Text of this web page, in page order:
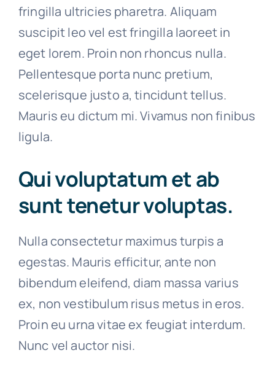
fringilla ultricies pharetra. Aliquam
suscipit leo vel est fringilla laoreet in
eget lorem. Proin non rhoncus nulla.
Pellentesque porta nunc pretium,
scelerisque justo a, tincidunt tellus.
Mauris eu dictum mi. Vivamus non finibus
ligula.
Qui voluptatum et ab
sunt tenetur voluptas.
Nulla consectetur maximus turpis a
egestas. Mauris efficitur, ante non
bibendum eleifend, diam massa varius
ex, non vestibulum risus metus in eros.
Proin eu urna vitae ex feugiat interdum.
Nunc vel auctor nisi.